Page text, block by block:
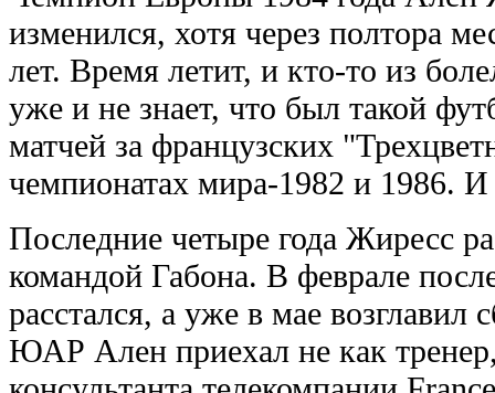
изменился, хотя через полтора
лет. Время летит, и кто-то из
уже и не знает, что был такой
матчей за французских
чемпионатах мира-1982 и 1986.
Последние четыре года Жиресс
командой Габона. В феврале
расстался, а уже в мае
ЮАР Ален приехал не как тренер,